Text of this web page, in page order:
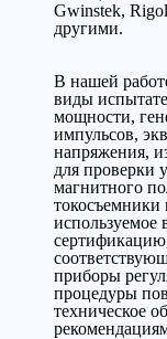
Gwinstek,
другими.
В нашей
виды
мощности,
импульсов,
напряжения,
для проверки
магнитного
токосъемники
используемое
приборы
процедуры
техническое